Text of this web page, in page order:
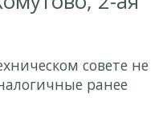
совете не
ранее